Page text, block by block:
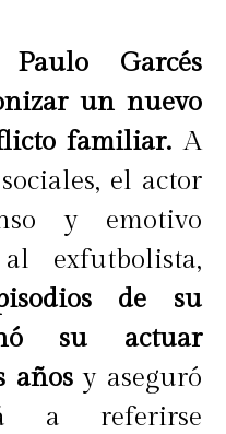
Garcés
un nuevo
familiar. A
el actor
y emotivo
exfutbolista,
de su
su actuar
añosy aseguró
a referirse